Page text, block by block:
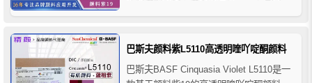
伴，推荐用于聚烯烃和苯乙烯类消费品应
用，适用于PVC、PS、HIPS、PO...
巴斯夫颜料紫L5110高透明喹吖啶酮颜料
巴斯夫BASF Cinquasia Violet L5110是一